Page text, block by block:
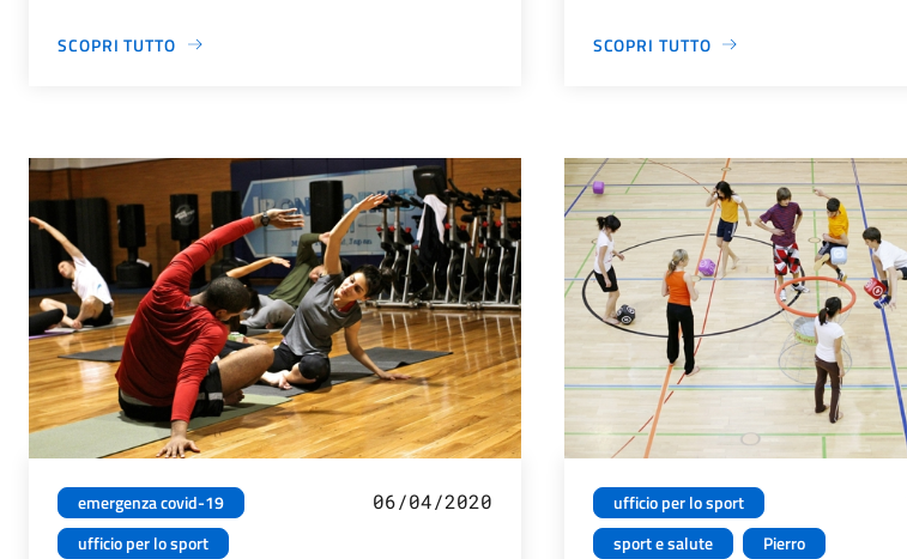
SCOPRI TUTTO SCOPRI TUTTO
emergenza covid-19
ufficio per lo sport
06/04/2020
ufficio per lo sport
sport e salute
Pierro